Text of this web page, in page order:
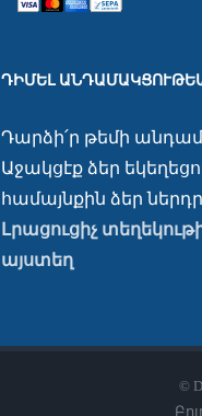
ԴԻՄԵԼ
Դարձի՛ր թեմի
Աջակցէք ձեր
համայնքին ձեր
Լրացուցիչ
այստեղ
©